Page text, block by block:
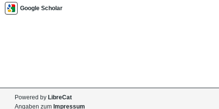
Google Scholar
Powered by LibreCat
Angaben zum Impressum